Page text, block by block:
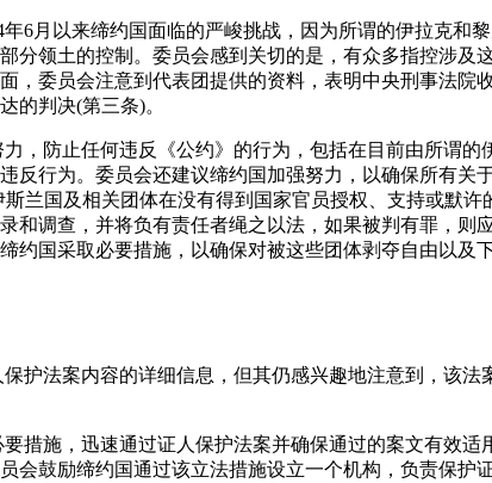
年6月以来缔约国面临的严峻挑战，因为所谓的伊拉克和
分领土的控制。委员会感到关切的是，有众多指控涉及
，委员会注意到代表团提供的资料，表明中央刑事法院
的判决(第三条)。
，防止任何违反《公约》的行为，包括在目前由所谓的
反行为。委员会还建议缔约国加强努力，以确保所有关
兰国及相关团体在没有得到国家官员授权、支持或默许
和调查，并将负有责任者绳之以法，如果被判有罪，则
约国采取必要措施，以确保对被这些团体剥夺自由以及
护法案内容的详细信息，但其仍感兴趣地注意到，该法
措施，迅速通过证人保护法案并确保通过的案文有效适
会鼓励缔约国通过该立法措施设立一个机构，负责保护